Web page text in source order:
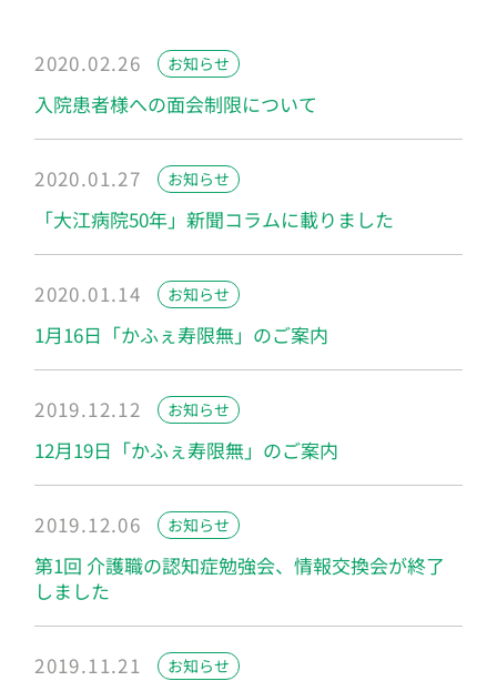
2020.02.26 お知らせ
入院患者様への面会制限について
2020.01.27 お知らせ
「大江病院50年」新聞コラムに載りました
2020.01.14 お知らせ
1月16日「かふぇ寿限無」のご案内
2019.12.12 お知らせ
12月19日「かふぇ寿限無」のご案内
2019.12.06 お知らせ
第1回 介護職の認知症勉強会、情報交換会が終了
しました
2019.11.21 お知らせ